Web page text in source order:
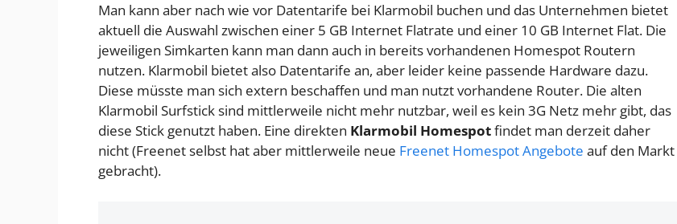
Man kann aber nach wie vor Datentarife bei Klarmobil buchen und das Unternehmen bietet
aktuell die Auswahl zwischen einer 5 GB Internet Flatrate und einer 10 GB Internet Flat. Die
jeweiligen Simkarten kann man dann auch in bereits vorhandenen Homespot Routern
nutzen. Klarmobil bietet also Datentarife an, aber leider keine passende Hardware dazu.
Diese müsste man sich extern beschaffen und man nutzt vorhandene Router. Die alten
Klarmobil Surfstick sind mittlerweile nicht mehr nutzbar, weil es kein 3G Netz mehr gibt, das
diese Stick genutzt haben. Eine direkten Klarmobil Homespotfindet man derzeit daher
nicht (Freenet selbst hat aber mittlerweile neue Freenet Homespot Angebote auf den Markt
gebracht).